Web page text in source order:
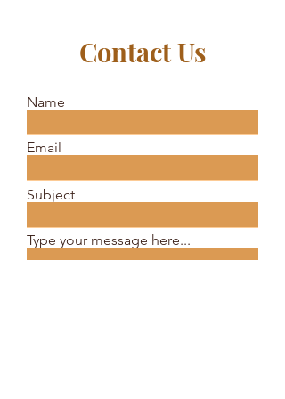
Contact Us
Name
Email
Subject
Type your message here...